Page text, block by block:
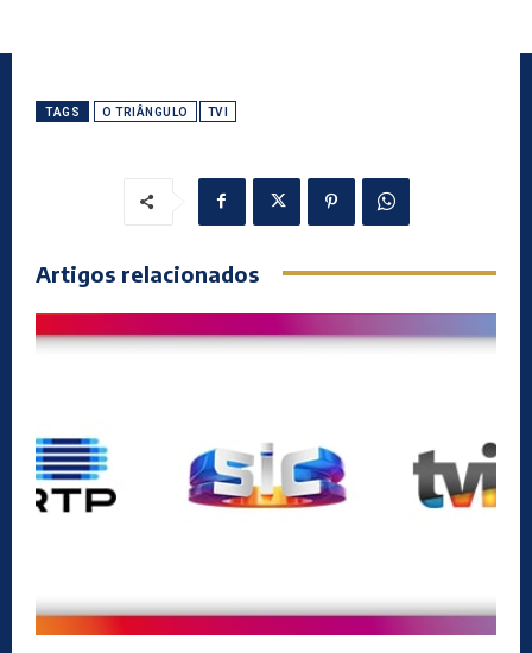
TAGS O TRIÂNGULO TVI
Artigos relacionados